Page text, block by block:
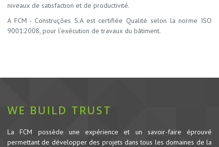
niveaux de satisfaction et de productivité.
A FCM - Construções S.A est certifiée Qualité selon la norme ISO
9001:2008, pour l’exécution de travaux du bâtiment.
WE BUILD TRUST
La FCM possède une expérience et un savoir-faire éprouvé
permettant de développer des projets dans tous les domaines de la